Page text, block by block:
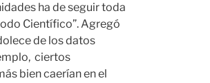
ha de seguir toda
Científico”. Agregó
de los datos
ciertos
bien caerían en el